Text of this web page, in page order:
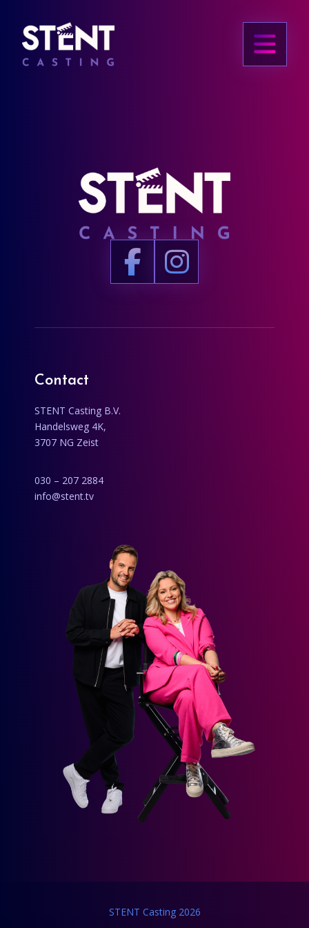
Contact
STENT Casting B.V.
Handelsweg 4K,
3707 NG Zeist
030 – 207 2884
info@stent.tv
STENT Casting 2026